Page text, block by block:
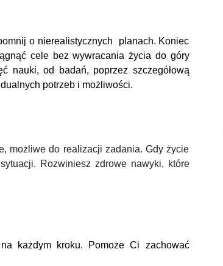
o nierealistycznych planach. Koniec
cele bez wywracania życia do góry
nauki, od badań, poprzez szczegółową
potrzeb i możliwości.
możliwe do realizacji zadania. Gdy życie
Rozwiniesz zdrowe nawyki, które
każdym kroku. Pomoże Ci zachować